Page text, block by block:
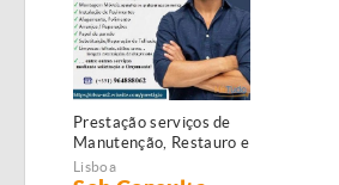
Prestação serviços de
Manutenção, Restauro e
Remodelação de
Lisboa